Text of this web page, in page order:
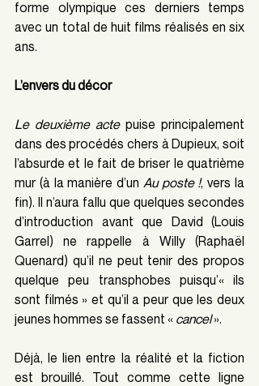
forme olympique ces derniers temps
avec un total de huit films réalisés en six
ans.
L’envers du décor
Le deuxième acte puise principalement
dans des procédés chers à Dupieux, soit
l’absurde et le fait de briser le quatrième
mur (à la manière d’un Au poste !, vers la
fin). Il n’aura fallu que quelques secondes
d’introduction avant que David (Louis
Garrel) ne rappelle à Willy (Raphaël
Quenard) qu’il ne peut tenir des propos
quelque peu transphobes puisqu’« ils
sont filmés » et qu’il a peur que les deux
jeunes hommes se fassent « cancel ».
Déjà, le lien entre la réalité et la fiction
est brouillé. Tout comme cette ligne